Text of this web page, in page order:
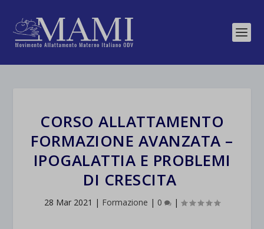
CORSO ALLATTAMENTO
FORMAZIONE AVANZATA –
IPOGALATTIA E PROBLEMI
DI CRESCITA
28 Mar 2021 | Formazione | 0 |